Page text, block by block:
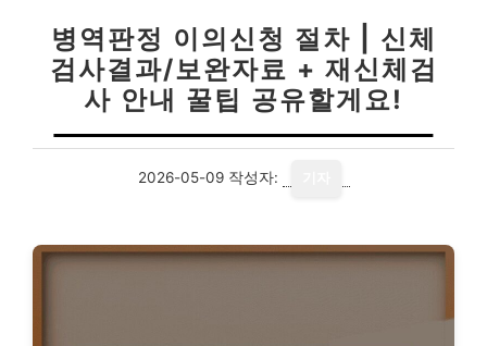
병역판정 이의신청 절차 | 신체
검사결과/보완자료 + 재신체검
사 안내 꿀팁 공유할게요!
2026-05-09 작성자: